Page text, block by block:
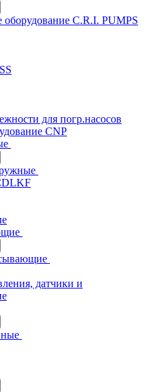
оборудование C.R.I. PUMPS
для погр.насосов
CNP
датчики и